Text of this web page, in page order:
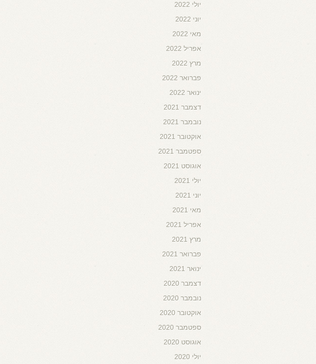
יולי 2022
יוני 2022
מאי 2022
אפריל 2022
מרץ 2022
פברואר 2022
ינואר 2022
דצמבר 2021
נובמבר 2021
אוקטובר 2021
ספטמבר 2021
אוגוסט 2021
יולי 2021
יוני 2021
מאי 2021
אפריל 2021
מרץ 2021
פברואר 2021
ינואר 2021
דצמבר 2020
נובמבר 2020
אוקטובר 2020
ספטמבר 2020
אוגוסט 2020
יולי 2020